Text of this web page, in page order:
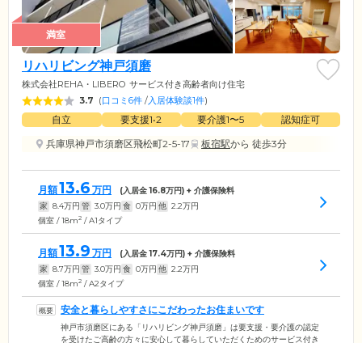
満室
リハリビング神戸須磨
株式会社REHA・LIBERO サービス付き高齢者向け住宅
3.7 (口コミ6件 /入居体験談1件)
自立 要支援1•2 要介護1〜5
認知症可
兵庫県神戸市須磨区飛松町2-5-17
板宿駅から 徒歩3分
月額13.6 万円 (入居金16.8万円) + 介護保険料
家 8.4万円 管 3.0万円 食 0万円 他 2.2万円
個室 / 18m2 / A1タイプ
月額13.9 万円 (入居金17.4万円) + 介護保険料
家 8.7万円 管 3.0万円 食 0万円 他 2.2万円
個室 / 18m2 / A2タイプ
安全と暮らしやすさにこだわったお住まいです
神戸市須磨区にある「リハリビング神戸須磨」は要支援・要介護の認定
を受けたご高齢の方々に安心して暮らしていただくためのサービス付き